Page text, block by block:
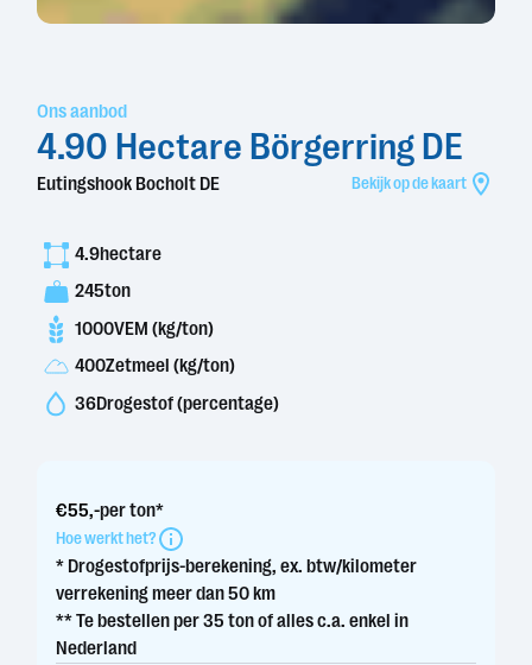
Ons aanbod
4.90 Hectare Börgerring DE
Eutingshook Bocholt DE Bekijk op de kaart
4.9hectare
245ton
1000VEM (kg/ton)
400Zetmeel (kg/ton)
36Drogestof (percentage)
€55,-per ton*
Hoe werkt het?
* Drogestofprijs-berekening, ex. btw/kilometer
verrekening meer dan 50 km
** Te bestellen per 35 ton of alles c.a. enkel in
Nederland